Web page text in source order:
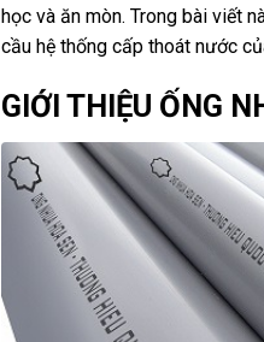
học và ăn mòn. Trong bài viết
cầu hệ thống cấp thoát nước
GIỚI THIỆU ỐNG